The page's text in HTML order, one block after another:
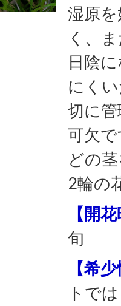
湿原
く、
日陰
にく
切に
可欠
どの
2輪の
【開
旬
【希
トで